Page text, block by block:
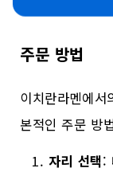
주문 방법
이치란라멘에
본적인 주문 방
자리 선택: